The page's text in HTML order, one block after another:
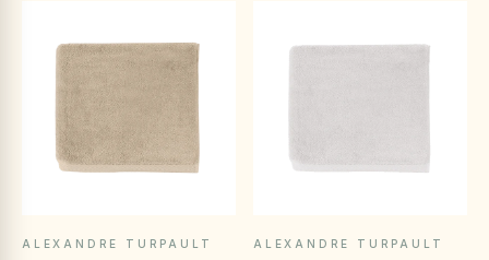
APERÇU RAPIDE
ALEXANDRE TURPAULT APERÇU RAPIDE
ALEXANDRE TURPAULT